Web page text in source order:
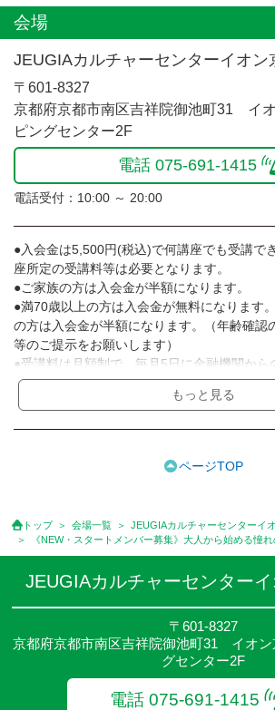
会場
JEUGIAカルチャーセンターイオン
〒601-8327
京都府京都市南区吉祥院御池町31 イ
ピングセンター2F
電話 075-691-1415
電話受付：10:00 ～ 20:00
●入会金は5,500円(税込)で何講座でも受講で
座所定の受講料等は必要となります。
●ご家族の方は入会金が半額になります。
●満70歳以上の方は入会金が無料になります
の方は入会金が半額になります。（年齢確認
等のご提示をお願いします）
●受講料は月額制で、毎月5日に金融機関から
ります。
※講座によってはお支払い方法が異なる場合
ております。また一部の講座では別途傷害保
●資格認定講座の試験料・認定料などは別途
せください。
●講座は、月4回(週1回),月3回,2回,1回,臨時講
のでご確認ください。
●参加人数が一定に満たない場合、体験や講
●その他、詳しい内容については、ご入会時
もっと見る
ページTOP
トップ 会場一覧 JEUGIAカルチャーセンターイ
《NEW・スタートメンバー募集》大人から始める憧
JEUGIAカルチャーセンター
〒601-8327
京都府京都市南区吉祥院御池町31 イオン
グセンター2F
電話 075-691-1415